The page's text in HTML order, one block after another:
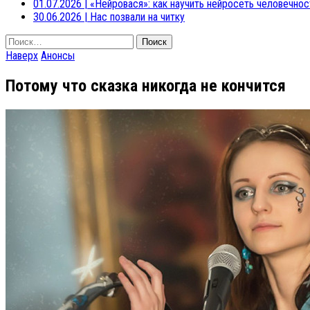
01.07.2026
«Нейровася»: как научить нейросеть
30.06.2026 | Нас позвали на читку
Найти:
Наверх Анонсы
Потому что сказка никогда не кончится